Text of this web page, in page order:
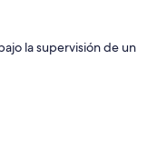
la supervisión de un